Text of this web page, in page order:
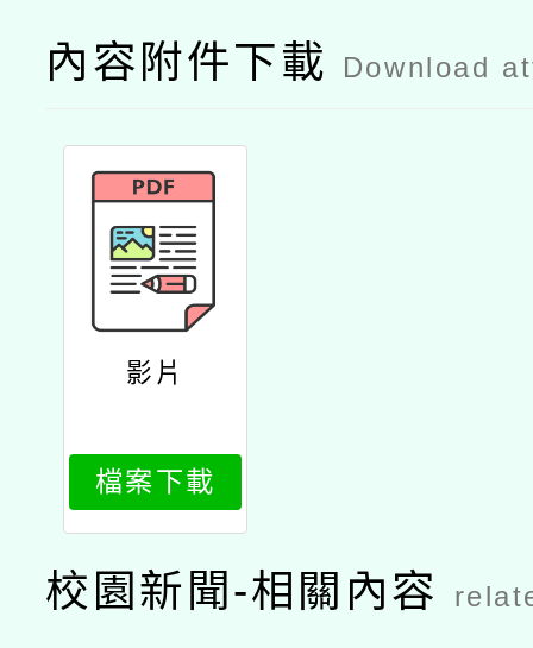
內容附件下載 Download
影片
檔案下載
校園新聞-相關內容